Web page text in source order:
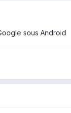
sous Android